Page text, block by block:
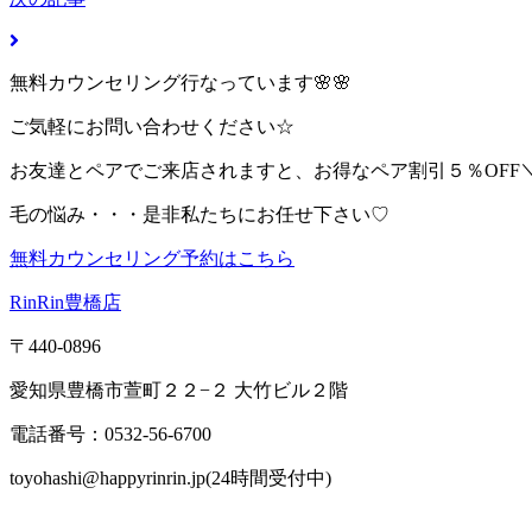
無料カウンセリング行なっています🌸🌸
ご気軽にお問い合わせください☆
お友達とペアでご来店されますと、お得なペア割引５％OFF
毛の悩み・・・是非私たちにお任せ下さい♡
無料カウンセリング予約はこちら
RinRin豊橋店
〒440-0896
愛知県豊橋市萱町２２−２ 大竹ビル２階
電話番号：0532-56-6700
toyohashi@happyrinrin.jp(24時間受付中)